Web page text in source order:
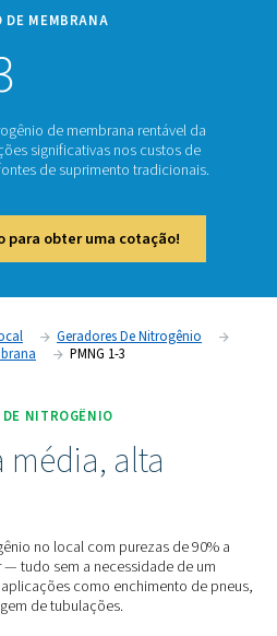
DE MEMBRANA
3
reduções significativas nos
às fontes de suprimento
para obter uma cotação!
No Local
Geradores De
Membrana
PMNG 1-3